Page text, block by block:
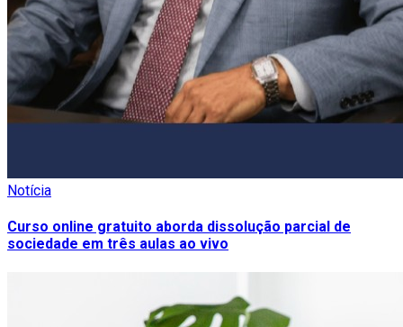
Notícia
Curso online gratuito aborda dissolução parcial de
sociedade em três aulas ao vivo